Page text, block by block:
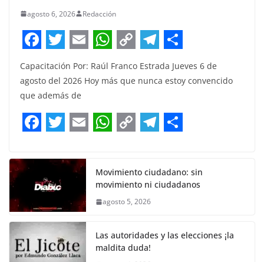
agosto 6, 2026 Redacción
F
a
c
e
b
o
o
T
w
i
t
t
e
r
E
m
a
i
l
W
h
t
s
p
p
C
o
y
L
n
k
T
e
e
g
a
m
S
h
r
e
Capacitación Por: Raúl Franco Estrada Jueves 6 de
agosto del 2026 Hoy más que nunca estoy convencido
que además de
a
c
b
o
o
w
i
t
t
e
r
m
a
i
l
a
t
A
p
p
y
i
n
l
e
r
a
a
Movimiento ciudadano: sin
movimiento ni ciudadanos
agosto 5, 2026
Las autoridades y las elecciones ¡la
maldita duda!